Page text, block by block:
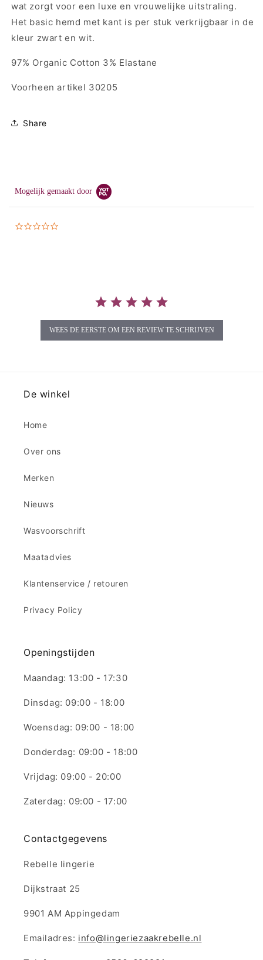
wat zorgt voor een luxe en vrouwelijke uitstraling.
Het basic hemd met kant is per stuk verkrijgbaar in de
kleur zwart en wit.
97% Organic Cotton 3% Elastane
Voorheen artikel 30205
Share
Mogelijk gemaakt door
WEES DE EERSTE OM EEN REVIEW TE SCHRIJVEN
De winkel
Home
Over ons
Merken
Nieuws
Wasvoorschrift
Maatadvies
Klantenservice / retouren
Privacy Policy
Openingstijden
Maandag: 13:00 - 17:30
Dinsdag: 09:00 - 18:00
Woensdag: 09:00 - 18:00
Donderdag: 09:00 - 18:00
Vrijdag: 09:00 - 20:00
Zaterdag: 09:00 - 17:00
Contactgegevens
Rebelle lingerie
Dijkstraat 25
9901 AM Appingedam
Emailadres: info@lingeriezaakrebelle.nl